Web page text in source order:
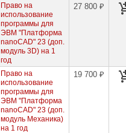
Право на
использование
программы для
ЭВМ "Платформа
nanoCAD" 23 (доп.
модуль 3D) на 1
год
27 800 ₽
Право на
использование
программы для
ЭВМ "Платформа
nanoCAD" 23 (доп.
модуль Механика)
на 1 год
19 700 ₽